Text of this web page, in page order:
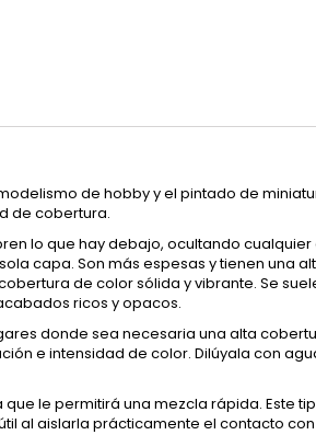
de hobby y el pintado de
de cobertura.
lo que hay debajo, ocultando
capa. Son más espesas y tienen una
de color sólida y vibrante. Se
ricos y opacos.
donde sea necesaria una alta
e intensidad de color. Dilúyala con
que le permitirá una mezcla rápida. Este
al aislarla prácticamente el contacto